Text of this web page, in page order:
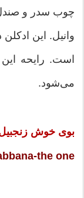
چوب سدر و صندل
است. رایحه
می‌شود.
بوی خوش
the one